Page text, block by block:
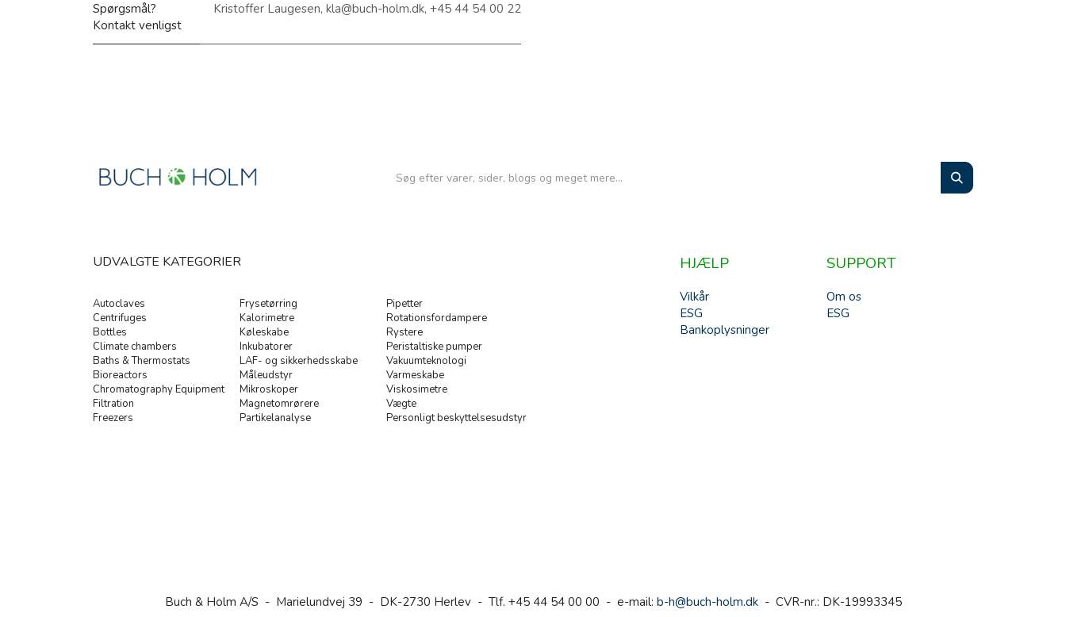
Spørgsmål?
Kontakt venligst
Kristoffer Laugesen, kla@buch-holm.dk, +45 44 54 00 22
Autoclaves
Centrifuges
Bottles
Climate chambers
Baths & Thermostats
Bioreactors
Chromatography Equipment
Filtration
Freezers
Frysetørring
Kalorimetre
Køleskabe
Inkubatorer
LAF- og sikkerhedsskabe
Måleudstyr
Mikroskoper
Magnetomrørere
Partikelanalyse
Pipetter
Rotationsfordampere
Rystere
Peristaltiske pumper
Vakuumteknologi
Varmeskabe
Viskosimetre
Vægte
Personligt beskyttelsesudstyr
UDVALGTE KATEGORIER SUPPORT
Om os
ESG
Vilkår
ESG
Bankoplysninger
HJÆLP
Buch & Holm A/S - Marielundvej 39 - DK-2730 Herlev - Tlf. +45 44 54 00 00 - e-mail: b-h@buch-holm.dk- CVR-nr.: DK-19993345